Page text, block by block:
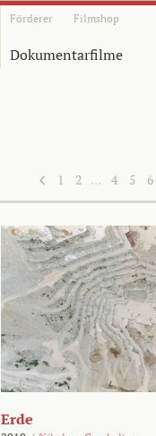
Förderer Filmshop
Dokumentarfilme
1 2 … 4 5 6
Erde